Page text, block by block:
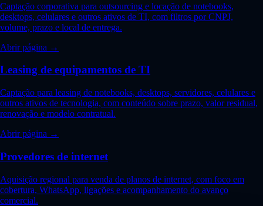
Captação corporativa para outsourcing e locação de notebooks,
desktops, celulares e outros ativos de TI, com filtros por CNPJ,
volume, prazo e local de entrega.
Abrir página →
Leasing de equipamentos de TI
Captação para leasing de notebooks, desktops, servidores, celulares e
outros ativos de tecnologia, com conteúdo sobre prazo, valor residual,
renovação e modelo contratual.
Abrir página →
Provedores de internet
Aquisição regional para venda de planos de internet, com foco em
cobertura, WhatsApp, ligações e acompanhamento do avanço
comercial.